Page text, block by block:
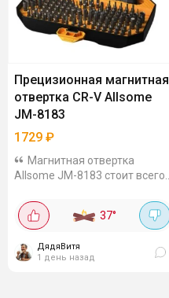
Прецизионная магнитная
отвертка CR-V Allsome
JM-8183
1729 ₽
Магнитная отвертка
Allsome JM-8183 стоит всего
больше 100 бит. Все из
хромованадиевой стали, то
первого же винтика. И что...
37°
ДядяВитя
1 день назад